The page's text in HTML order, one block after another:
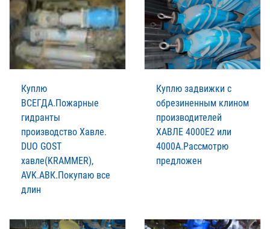
Куплю
ВСЕГДА.Пожарные
гидранты
производство Xавле.
DUO GOST
xавле(KRAMMER),
AVK.АВК.Покупаю все
длин
Куплю задвижки с
обрезиненным клином
производителей
XАВЛЕ 4000Е2 или
4000А.Рассмотрю
предложен